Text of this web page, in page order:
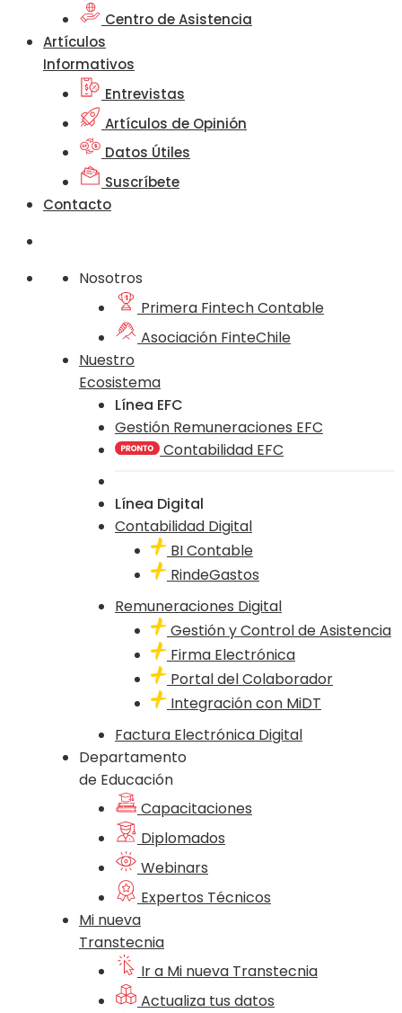
Centro de Asistencia
Artículos
Informativos
Entrevistas
Artículos de Opinión
Datos Útiles
Suscríbete
Contacto
Nosotros
Primera Fintech Contable
Asociación FinteChile
Nuestro
Ecosistema
Línea EFC
Gestión Remuneraciones EFC
Contabilidad EFC
Línea Digital
Contabilidad Digital
BI Contable
RindeGastos
Remuneraciones Digital
Gestión y Control de Asistencia
Firma Electrónica
Portal del Colaborador
Integración con MiDT
Factura Electrónica Digital
Departamento
de Educación
Capacitaciones
Diplomados
Webinars
Expertos Técnicos
Mi nueva
Transtecnia
Ir a Mi nueva Transtecnia
Actualiza tus datos